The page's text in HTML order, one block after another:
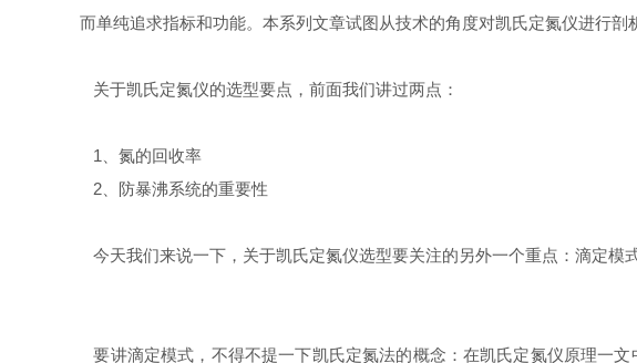
而单纯追求指标和功能。本系列文章试图从技术的角度对凯氏定氮仪进行
关于凯氏定氮仪的选型要点，前面我们讲过两点：
1、氮的回收率
2、防暴沸系统的重要性
今天我们来说一下，关于凯氏定氮仪选型要关注的另外一个重点：滴定模式
要讲滴定模式，不得不提一下凯氏定氮法的概念：在凯氏定氮仪原理一